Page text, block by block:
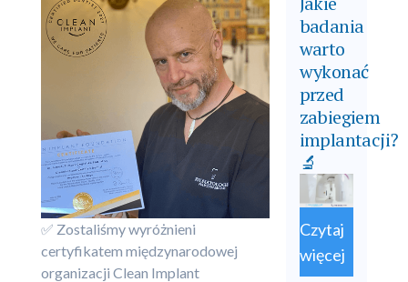
✅ Zostaliśmy wyróżnieni
certyfikatem międzynarodowej
organizacji Clean Implant
badania
warto
wykonać
przed
zabiegiem
implantacji?
🔬
Czytaj
więcej